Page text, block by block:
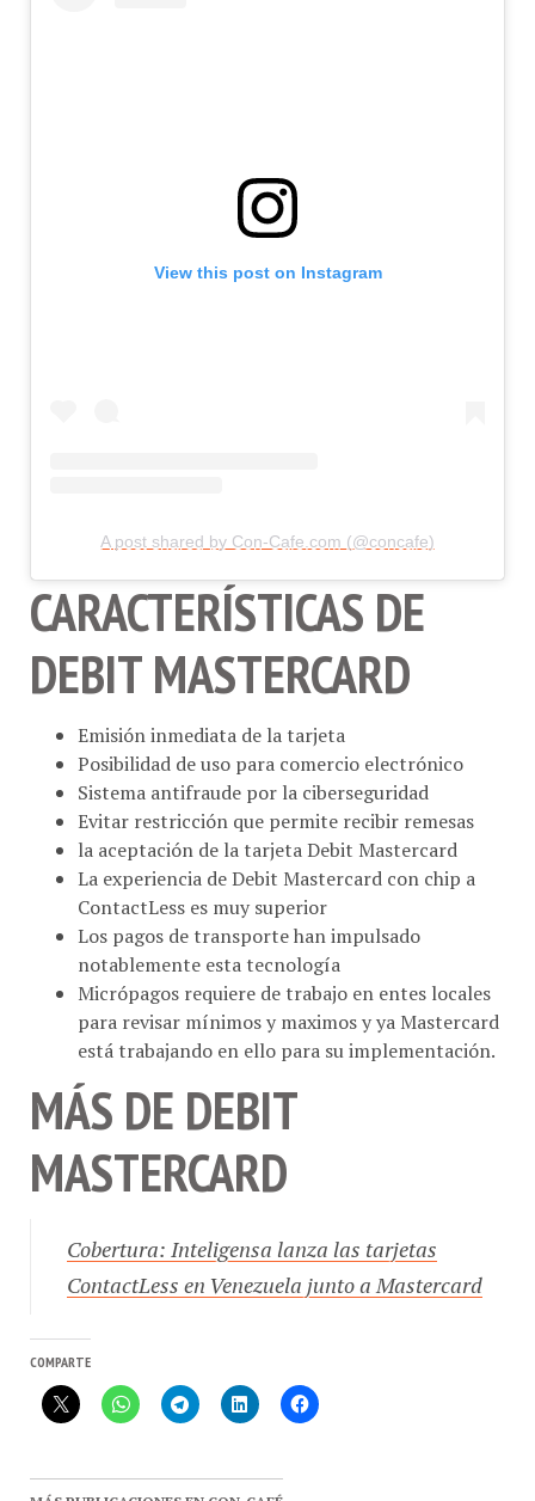
View this post on Instagram
CARACTERÍSTICAS DE
DEBIT MASTERCARD
Posibilidad de uso para comercio electrónico
Sistema antifraude por la ciberseguridad
Evitar restricción que permite recibir remesas
la aceptación de la tarjeta Debit Mastercard
La experiencia de Debit Mastercard con chip a
ContactLess es muy superior
Los pagos de transporte han impulsado
notablemente esta tecnología
Micrópagos requiere de trabajo en entes locales
para revisar mínimos y maximos y ya Mastercard
está trabajando en ello para su implementación.
MÁS DE DEBIT
MASTERCARD
ContactLess en Venezuela junto a Mastercard